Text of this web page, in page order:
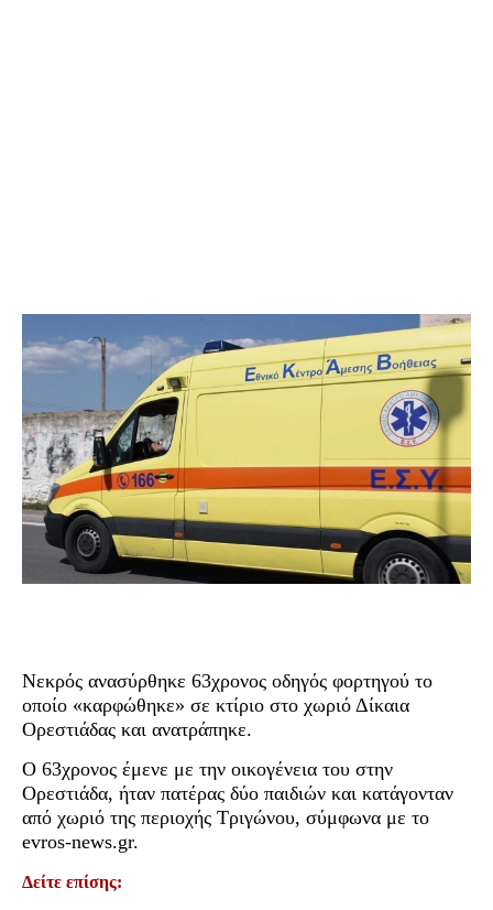
Νεκρός ανασύρθηκε 63χρονος οδηγός φορτηγού το
οποίο «καρφώθηκε» σε κτίριο στο χωριό Δίκαια
Ορεστιάδας και ανατράπηκε.
Ο 63χρονος έμενε με την οικογένεια του στην
Ορεστιάδα, ήταν πατέρας δύο παιδιών και κατάγονταν
από χωριό της περιοχής Τριγώνου, σύμφωνα με το
evros-news.gr.
Δείτε επίσης: